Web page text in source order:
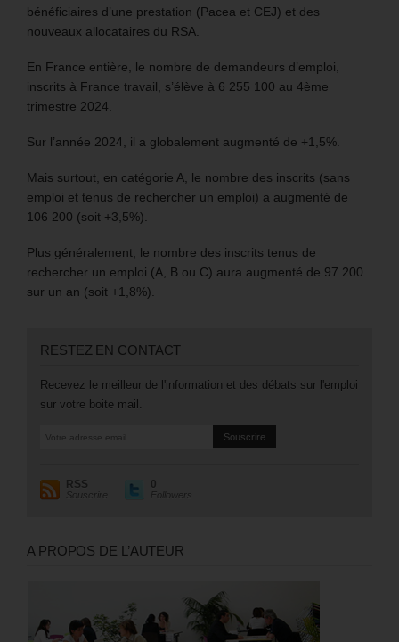
bénéficiaires d’une prestation (Pacea et CEJ) et des
nouveaux allocataires du RSA.
En France entière, le nombre de demandeurs d’emploi,
inscrits à France travail, s’élève à 6 255 100 au 4ème
trimestre 2024.
Sur l’année 2024, il a globalement augmenté de +1,5%.
Mais surtout, en catégorie A, le nombre des inscrits (sans
emploi et tenus de rechercher un emploi) a augmenté de
106 200 (soit +3,5%).
Plus généralement, le nombre des inscrits tenus de
rechercher un emploi (A, B ou C) aura augmenté de 97 200
sur un an (soit +1,8%).
RESTEZ EN CONTACT
Recevez le meilleur de l'information et des débats sur l'emploi
sur votre boite mail.
RSS
Souscrire
0
Followers
A PROPOS DE L’AUTEUR